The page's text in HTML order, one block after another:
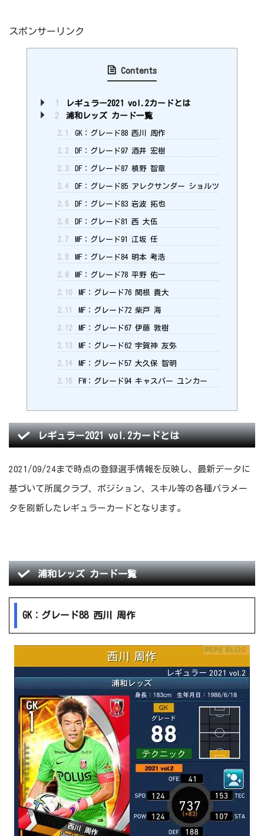
スポンサーリンク
Contents
1
レギュラー2021 vol.2カードとは
2
浦和レッズ カード一覧
2.1 GK：グレード88 西川 周作
2.2 DF：グレード97 酒井 宏樹
2.3 DF：グレード87 槙野 智章
2.4 DF：グレード85 アレクサンダー ショルツ
2.5 DF：グレード83 岩波 拓也
2.6 DF：グレード81 西 大伍
2.7 MF：グレード91 江坂 任
2.8 MF：グレード84 明本 考浩
2.9 MF：グレード78 平野 佑一
2.10 MF：グレード76 関根 貴大
2.11 MF：グレード72 柴戸 海
2.12 MF：グレード67 伊藤 敦樹
2.13 MF：グレード62 宇賀神 友弥
2.14 MF：グレード57 大久保 智明
2.15 FW：グレード94 キャスパー ユンカー
レギュラー2021 vol.2カードとは
2021/09/24まで時点の登録選手情報を反映し、最新データに
基づいて所属クラブ、ポジション、スキル等の各種パラメー
タを刷新したレギュラーカードとなります。
浦和レッズ カード一覧
GK：グレード88 西川 周作